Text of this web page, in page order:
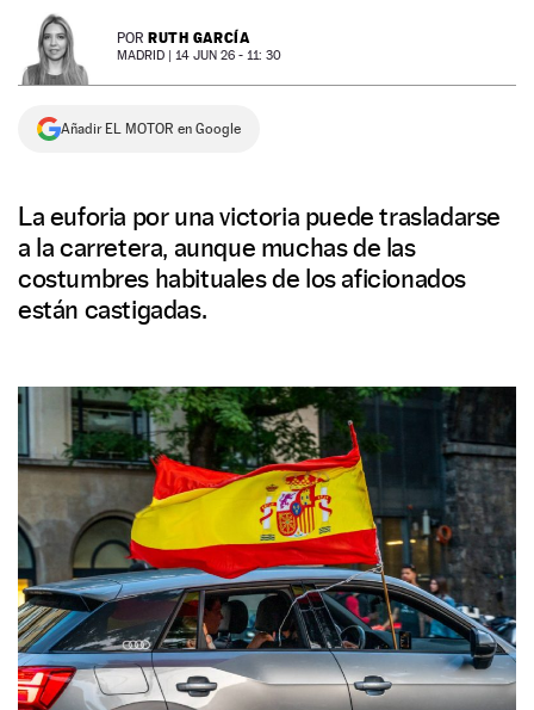
NEWSLETTER POR RUTH GARCÍA
MADRID | 14 JUN 26 - 11: 30
Añadir EL MOTOR en Google
La euforia por una victoria puede trasladarse
a la carretera, aunque muchas de las
costumbres habituales de los aficionados
están castigadas.